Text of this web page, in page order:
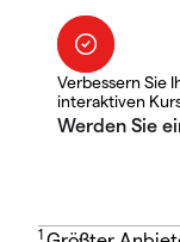
Verbessern Sie
interaktiven
1